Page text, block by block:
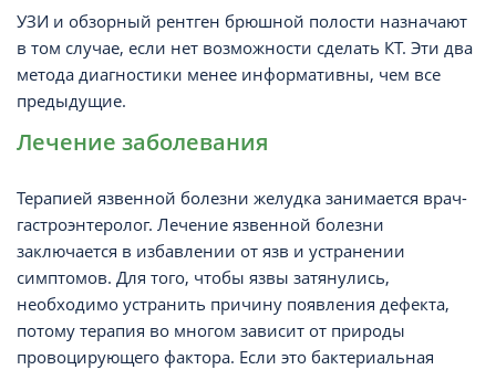
УЗИ и обзорный рентген брюшной полости назначают
в том случае, если нет возможности сделать КТ. Эти два
метода диагностики менее информативны, чем все
предыдущие.
Лечение заболевания
Терапией язвенной болезни желудка занимается врач-
гастроэнтеролог. Лечение язвенной болезни
заключается в избавлении от язв и устранении
симптомов. Для того, чтобы язвы затянулись,
необходимо устранить причину появления дефекта,
потому терапия во многом зависит от природы
провоцирующего фактора. Если это бактериальная